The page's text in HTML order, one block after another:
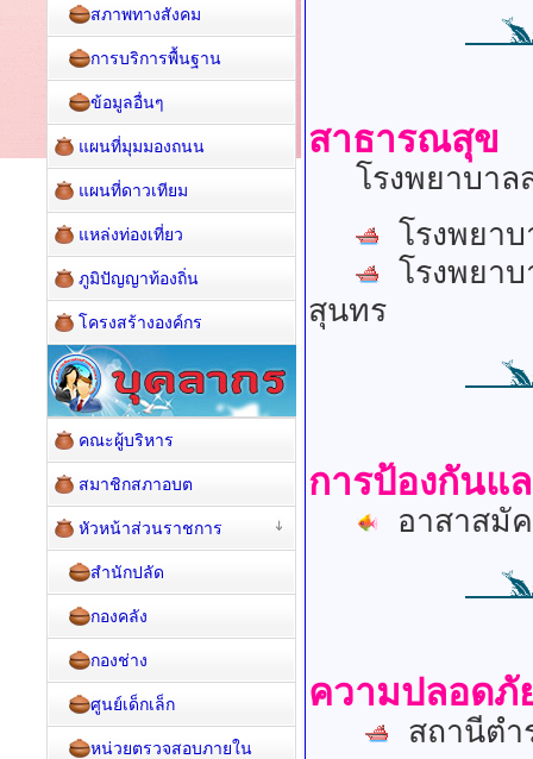
สาธารณสุข
โรงพยาบาล
โรงพยา
โรงพยา
สุนทร
การป้องกันแ
อาสาสมั
ความปลอดภั
สถานีต
สภาพทางสังคม
การบริการพื้นฐาน
ข้อมูลอื่นๆ
แผนที่มุมมองถนน
แผนที่ดาวเทียม
แหล่งท่องเที่ยว
ภูมิปัญญาท้องถิ่น
โครงสร้างองค์กร
คณะผู้บริหาร
สมาชิกสภาอบต
หัวหน้าส่วนราชการ
สำนักปลัด
กองคลัง
กองช่าง
ศูนย์เด็กเล็ก
หน่วยตรวจสอบภายใน